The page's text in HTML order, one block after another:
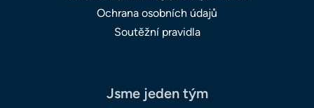
Ochrana osobních údajů
Soutěžní pravidla
Jsme jeden tým